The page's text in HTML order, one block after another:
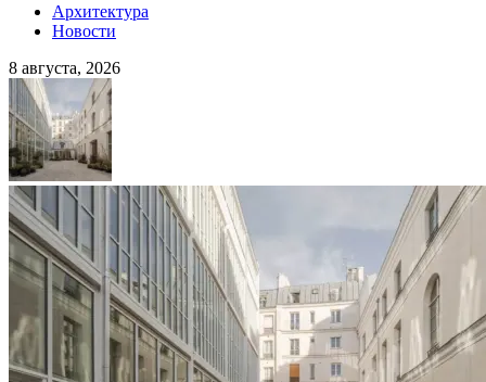
Архитектура
Новости
8 августа, 2026